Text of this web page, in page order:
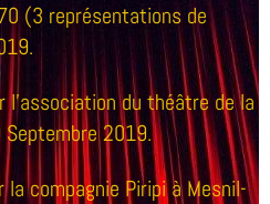
(3 représentations de
l'association du théâtre de la
2019.
la compagnie Piripi à Mesnil-